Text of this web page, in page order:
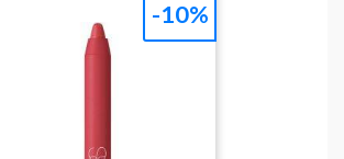
enfin à une brillance
contrôlée et à une
excellente définition, très...
-10%